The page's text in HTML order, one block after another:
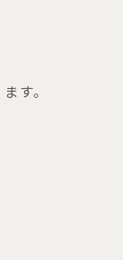
す。